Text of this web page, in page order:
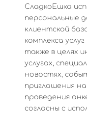
СладкоЕшка
персональные
клиентской
комплекса
также в целях
услугах,
новостях,
приглашения
проведения
согласны с